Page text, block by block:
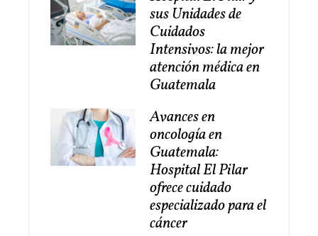
sus Unidades de
Cuidados
Intensivos: la mejor
atención médica en
Guatemala
Avances en
oncología en
Guatemala:
Hospital El Pilar
ofrece cuidado
especializado para el
cáncer